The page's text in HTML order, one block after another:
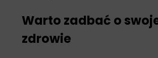
Warto zadbać o
zdrowie